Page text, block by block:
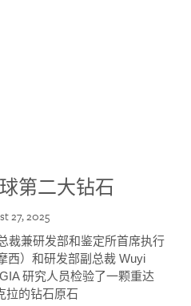
第二大钻石
27, 2025
裁兼研发部和鉴定所首席执行
西）和研发部副总裁 Wuyi
研究人员检验了一颗重达
拉的钻石原石